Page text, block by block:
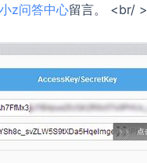
小z问答中心留言。 <br/ >